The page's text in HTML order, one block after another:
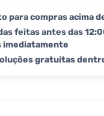
para compras acima
feitas antes das
imediatamente
gratuitas